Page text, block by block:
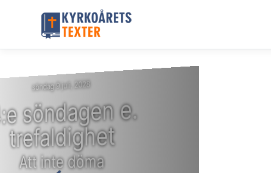
söndag 9 juli, 2028
söndagen e.
trefaldighet
Att inte döma